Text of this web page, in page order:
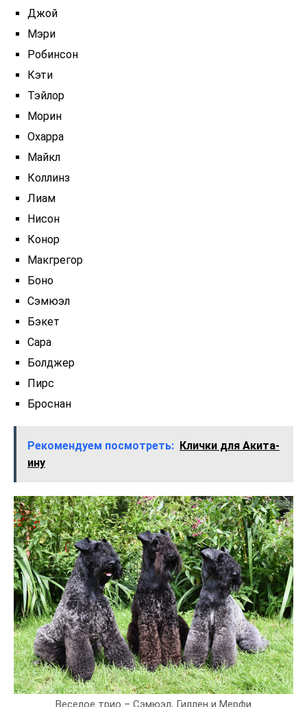
Джой
Мэри
Робинсон
Кэти
Тэйлор
Морин
Охарра
Майкл
Коллинз
Лиам
Нисон
Конор
Макгрегор
Боно
Сэмюэл
Бэкет
Сара
Болджер
Пирс
Броснан
Рекомендуем посмотреть: Клички для Акита-
ину
Веселое трио – Сэмюэл, Гиллен и Мерфи